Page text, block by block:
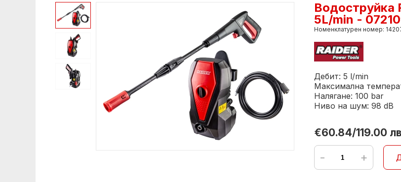
Водоструйка
5L/min -
Номенклатурен номер:
Дебит: 5 l/min
Максимална
Налягане: 100 bar
Ниво на шум: 98 dB
€60.84/119.00
- +